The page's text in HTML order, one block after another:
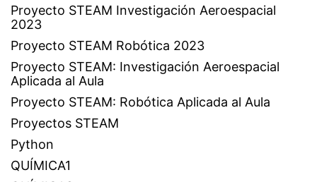
Proyecto STEAM Investigación Aeroespacial
2023
Proyecto STEAM Robótica 2023
Proyecto STEAM: Investigación Aeroespacial
Aplicada al Aula
Proyecto STEAM: Robótica Aplicada al Aula
Proyectos STEAM
Python
QUÍMICA1